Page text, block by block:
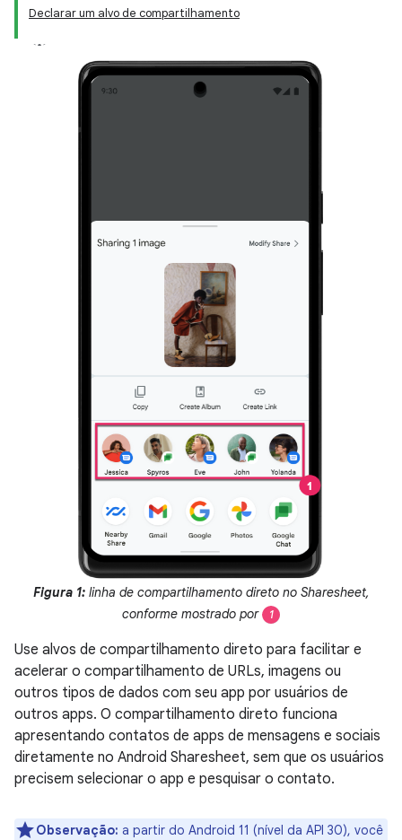
Declarar um alvo de compartilhamento
Figura 1: linha de compartilhamento direto no Sharesheet,
conforme mostrado por
1
Use alvos de compartilhamento direto para facilitar e
acelerar o compartilhamento de URLs, imagens ou
outros tipos de dados com seu app por usuários de
outros apps. O compartilhamento direto funciona
apresentando contatos de apps de mensagens e sociais
diretamente no Android Sharesheet, sem que os usuários
precisem selecionar o app e pesquisar o contato.
Observação: a partir do Android 11 (nível da API 30), você